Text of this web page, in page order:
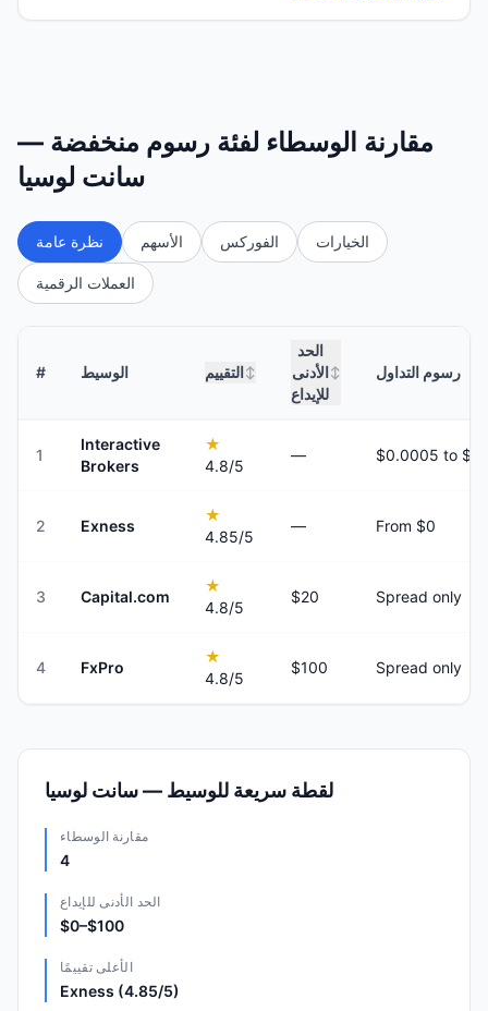
مقارنة الوسطاء لفئة رسوم منخفضة —
سانت لوسيا
نظرة عامة الأسهم الفوركس الخيارات
العملات الرقمية
# الوسيط التقييم ↕
الحد
الأدنى
للإيداع
↕ رسوم التداول
1
Interactive
Brokers
★
4.8/5
—
2 Exness
★
4.85/5
— From $0
3 Capital.com
★
4.8/5
$20 Spread only
4 FxPro
★
4.8/5
$100 Spread only
لقطة سريعة للوسيط — سانت لوسيا
مقارنة الوسطاء
4
الحد الأدنى للإيداع
$0–$100
الأعلى تقييمًا
Exness (4.85/5)